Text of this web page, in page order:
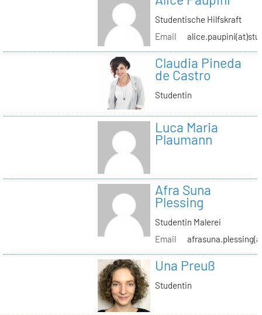
Studentische Hilfskraft
Email
Claudia Pineda
de Castro
Studentin
Luca Maria
Plaumann
Afra Suna
Plessing
Studentin Malerei
Email
Una Preuß
Studentin